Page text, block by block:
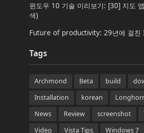
윈도우 10 기술 미리보기: [30] 지도
색)
Future of productivity: 29년에 걸친
Tags
Archmond Beta build
Installation
korean
News
Review screenshot
Video
Vista Tips Windows 7